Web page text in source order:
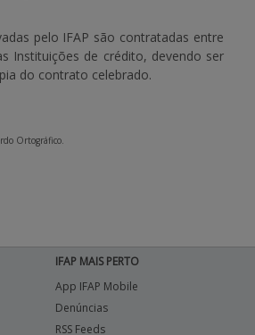
pelo IFAP são contratadas entre
Instituições de crédito, devendo ser
do contrato celebrado.
Ortográfico.
IFAP MAIS PERTO
App IFAP Mobile
Denúncias
RSS Feeds